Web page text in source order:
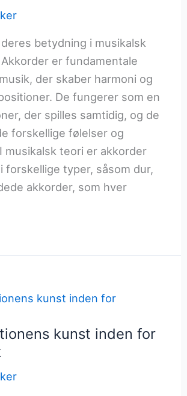
betydning i musikalsk
er fundamentale
der skaber harmoni og
De fungerer som en
der spilles samtidig, og de
forskellige følelser og
musikalsk teori er akkorder
forskellige typer, såsom dur,
akkorder, som hver
kunst inden for